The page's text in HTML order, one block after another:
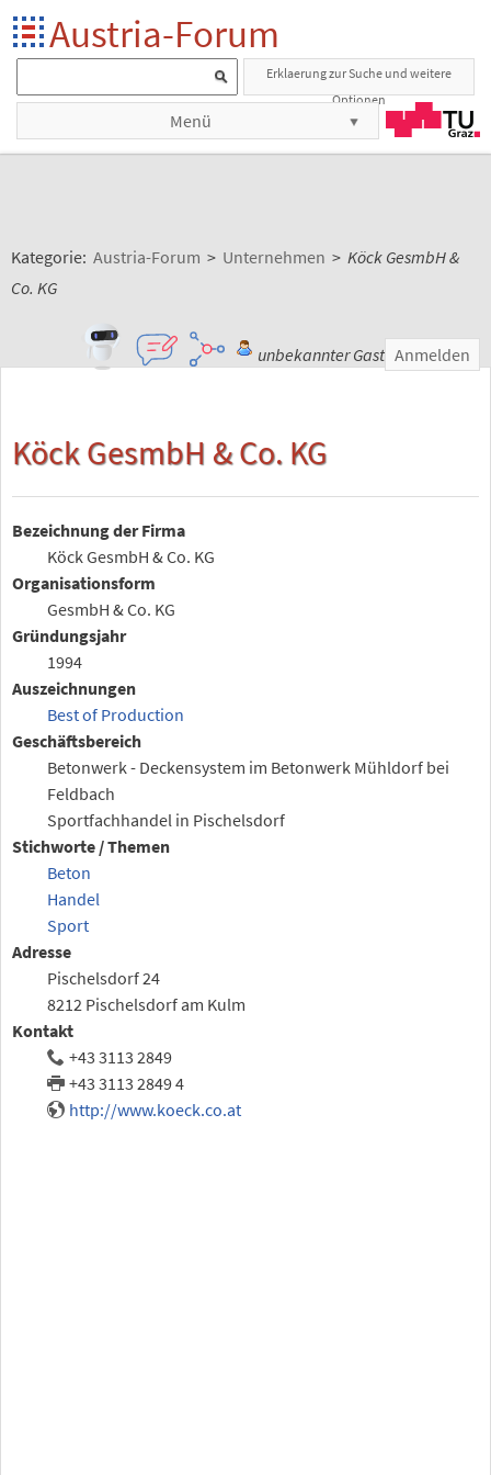
Austria-Forum
Erklaerung zur Suche und weitere
Optionen
Menü
Kategorie: Austria-Forum > Unternehmen > Köck GesmbH &
Co. KG
unbekannter Gast Anmelden
Köck GesmbH & Co. KG
Bezeichnung der Firma
Köck GesmbH & Co. KG
Organisationsform
GesmbH & Co. KG
Gründungsjahr
1994
Auszeichnungen
Best of Production
Geschäftsbereich
Betonwerk - Deckensystem im Betonwerk Mühldorf bei
Feldbach
Sportfachhandel in Pischelsdorf
Stichworte / Themen
Beton
Handel
Sport
Adresse
Pischelsdorf 24
8212 Pischelsdorf am Kulm
Kontakt
+43 3113 2849
+43 3113 2849 4
http://www.koeck.co.at